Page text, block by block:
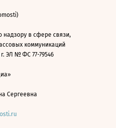
в сфере связи,
коммуникаций
ЭЛ № ФС 77-79546
Сергеевна